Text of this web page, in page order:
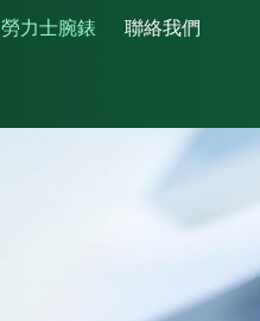
勞力士腕錶 聯絡我們